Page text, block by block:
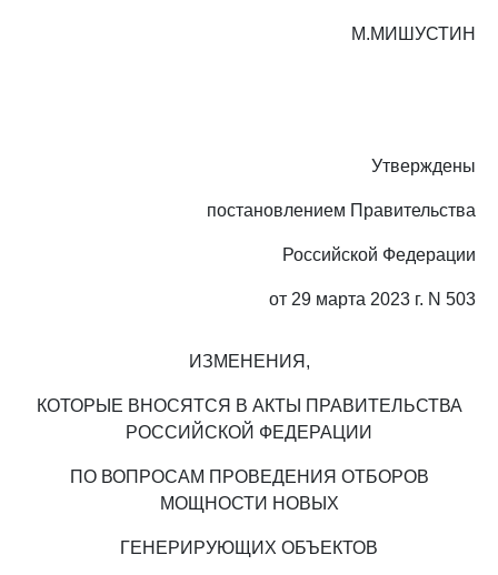
М.МИШУСТИН
Утверждены
постановлением Правительства
Российской Федерации
от 29 марта 2023 г. N 503
ИЗМЕНЕНИЯ,
КОТОРЫЕ ВНОСЯТСЯ В АКТЫ ПРАВИТЕЛЬСТВА
РОССИЙСКОЙ ФЕДЕРАЦИИ
ПО ВОПРОСАМ ПРОВЕДЕНИЯ ОТБОРОВ
МОЩНОСТИ НОВЫХ
ГЕНЕРИРУЮЩИХ ОБЪЕКТОВ